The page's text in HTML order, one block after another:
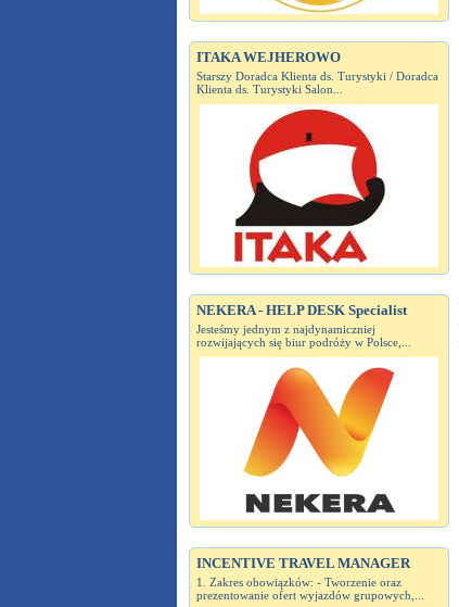
ITAKA WEJHEROWO
Starszy Doradca Klienta ds. Turystyki / Doradca
Klienta ds. Turystyki Salon...
NEKERA - HELP DESK Specialist
Jesteśmy jednym z najdynamiczniej
rozwijających się biur podróży w Polsce,...
INCENTIVE TRAVEL MANAGER
1. Zakres obowiązków: - Tworzenie oraz
prezentowanie ofert wyjazdów grupowych,...